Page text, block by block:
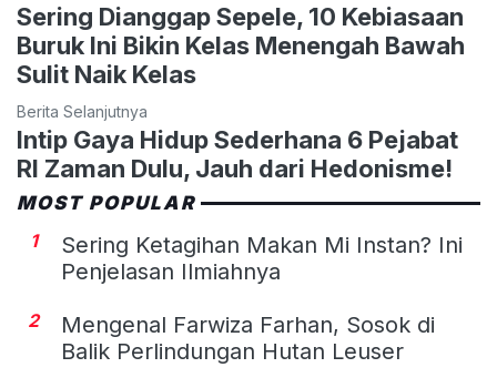
Sering Dianggap Sepele, 10 Kebiasaan
Buruk Ini Bikin Kelas Menengah Bawah
Sulit Naik Kelas
Berita Selanjutnya
Intip Gaya Hidup Sederhana 6 Pejabat
RI Zaman Dulu, Jauh dari Hedonisme!
MOST POPULAR
1
Sering Ketagihan Makan Mi Instan? Ini
Penjelasan Ilmiahnya
2
Mengenal Farwiza Farhan, Sosok di
Balik Perlindungan Hutan Leuser